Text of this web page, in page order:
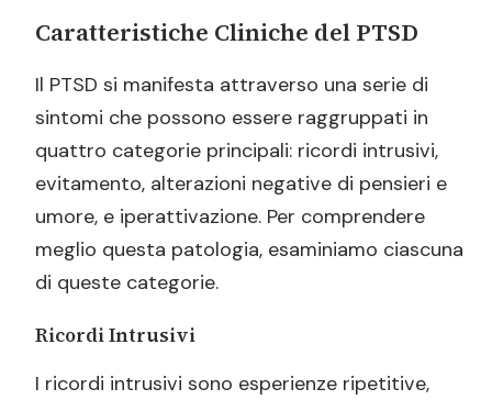
Caratteristiche Cliniche del PTSD
Il PTSD si manifesta attraverso una serie di
sintomi che possono essere raggruppati in
quattro categorie principali: ricordi intrusivi,
evitamento, alterazioni negative di pensieri e
umore, e iperattivazione. Per comprendere
meglio questa patologia, esaminiamo ciascuna
di queste categorie.
Ricordi Intrusivi
I ricordi intrusivi sono esperienze ripetitive,